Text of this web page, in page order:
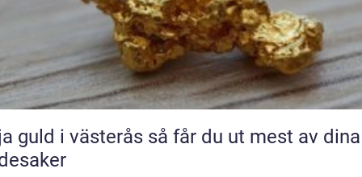
i västerås så får du ut mest av dina